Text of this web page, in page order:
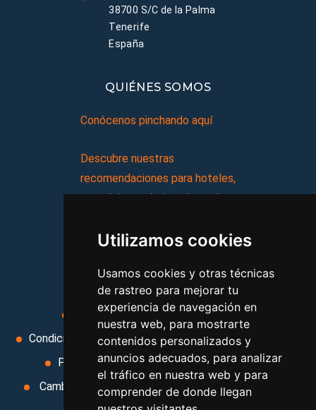
Utilizamos cookies
Usamos cookies y otras técnicas
de rastreo para mejorar tu
experiencia de navegación en
nuestra web, para mostrarte
contenidos personalizados y
anuncios adecuados, para analizar
el tráfico en nuestra web y para
comprender de donde llegan
38700 S/C de la Palma
Tenerife
España
QUIÉNES SOMOS
Conócenos pinchando aquí
Descubre nuestras
recomendaciones para hoteles,
complejos turísticos, hostales,
viajes, y mucho más!
MI AGENCIA
Aviso legal
Condiciones de uso
Condiciones Generales
Ley de Viajes Combinados
Política de privacidad
Uso de cookies
Cambiar preferencias de cookies
Area privada